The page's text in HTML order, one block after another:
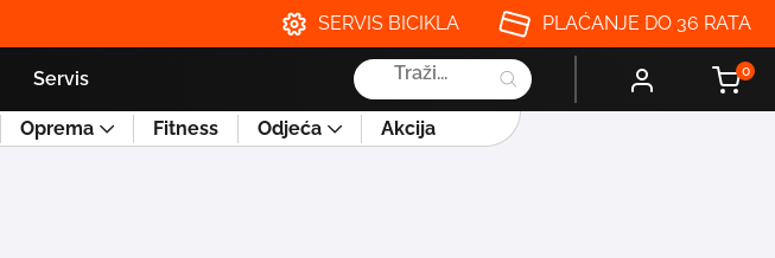
SERVIS BICIKLA PLAĆANJE DO 36 RATA
Servis
Products
search
0
Oprema Fitness Odjeća Akcija